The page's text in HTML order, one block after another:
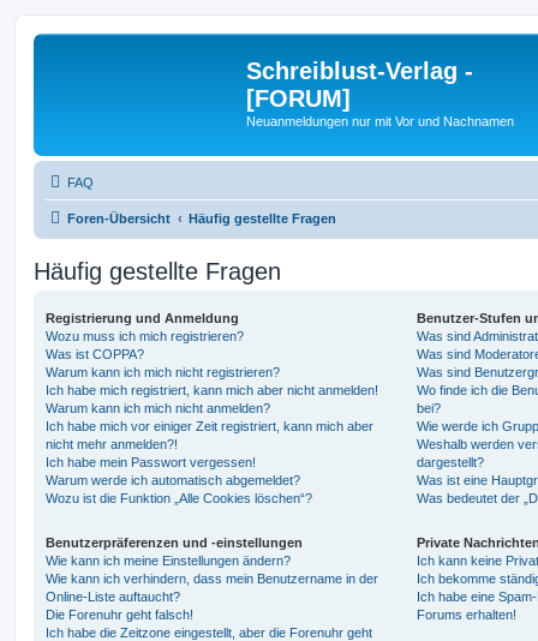
Schreiblust-Verlag -
[FORUM]
Neuanmeldungen nur mit Vor und Nachnamen
FAQ
Foren-Übersicht Häufig gestellte Fragen
Häufig gestellte Fragen
Registrierung und Anmeldung
Wozu muss ich mich registrieren?
Was ist COPPA?
Warum kann ich mich nicht registrieren?
Ich habe mich registriert, kann mich aber nicht anmelden!
Warum kann ich mich nicht anmelden?
Ich habe mich vor einiger Zeit registriert, kann mich aber
nicht mehr anmelden?!
Ich habe mein Passwort vergessen!
Warum werde ich automatisch abgemeldet?
Wozu ist die Funktion „Alle Cookies löschen“?
Benutzerpräferenzen und -einstellungen
Wie kann ich meine Einstellungen ändern?
Wie kann ich verhindern, dass mein Benutzername in der
Online-Liste auftaucht?
Die Forenuhr geht falsch!
Ich habe die Zeitzone eingestellt, aber die Forenuhr geht
Benutzer-Stufen
Was sind
Was sind
Was sind
Wo finde ich die
bei?
Wie werde ich
Weshalb werden
dargestellt?
Was ist eine
Was bedeutet der
Private
Ich kann keine
Ich bekomme
Ich habe eine
Forums erhalten!